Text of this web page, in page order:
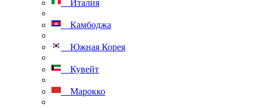
Италия
Камбоджа
Южная Корея
Кувейт
Марокко